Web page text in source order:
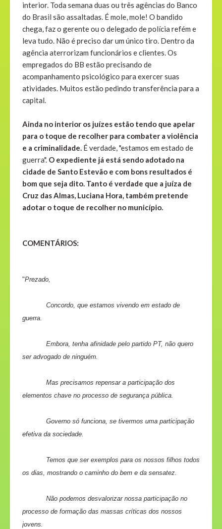
interior. Toda semana duas ou três agências do Banco
do Brasil são assaltadas. É mole, mole! O bandido
chega, faz o gerente ou o delegado de polícia refém e
leva tudo. Não é preciso dar um único tiro. Dentro da
agência aterrorizam funcionários e clientes. Os
empregados do BB estão precisando de
acompanhamento psicológico para exercer suas
atividades. Muitos estão pedindo transferência para a
capital.
Ainda no interior os juízes estão tendo que apelar
para o toque de recolher para combater a violência
e a criminalidade. É verdade, "estamos em estado de
guerra". O expediente já está sendo adotado na
cidade de Santo Estevão e com bons resultados é
bom que seja dito. Tanto é verdade que a juíza de
Cruz das Almas, Luciana Hora, também pretende
adotar o toque de recolher no município.
COMENTÁRIOS:
"Prezado,
Concordo, que estamos vivendo em estado de
guerra.
Embora, tenha afinidade pelo partido PT, não quero
ser advogado de ninguém.
Mas precisamos repensar a participação dos
elementos chave no processo de segurança pública.
Governo só funciona, se tivermos uma participação
efetiva da sociedade.
Temos que ser exemplos para os nossos filhos todos
os dias, mostrando o caminho do bem e da sensatez.
Não podemos desvalorizar nossa participação no
processo de formação das massas críticas dos nossos
jovens.